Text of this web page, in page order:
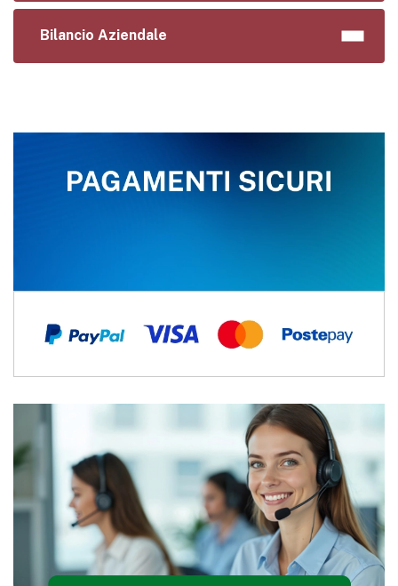
Bilancio Aziendale